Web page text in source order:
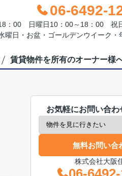
06-6492-
：00 日曜日10：00～18：00 祝
日・お盆・ゴールデンウイーク・
賃貸物件を所有のオーナー様
お気軽にお問い合わ
無料お問い合
株式会社大阪